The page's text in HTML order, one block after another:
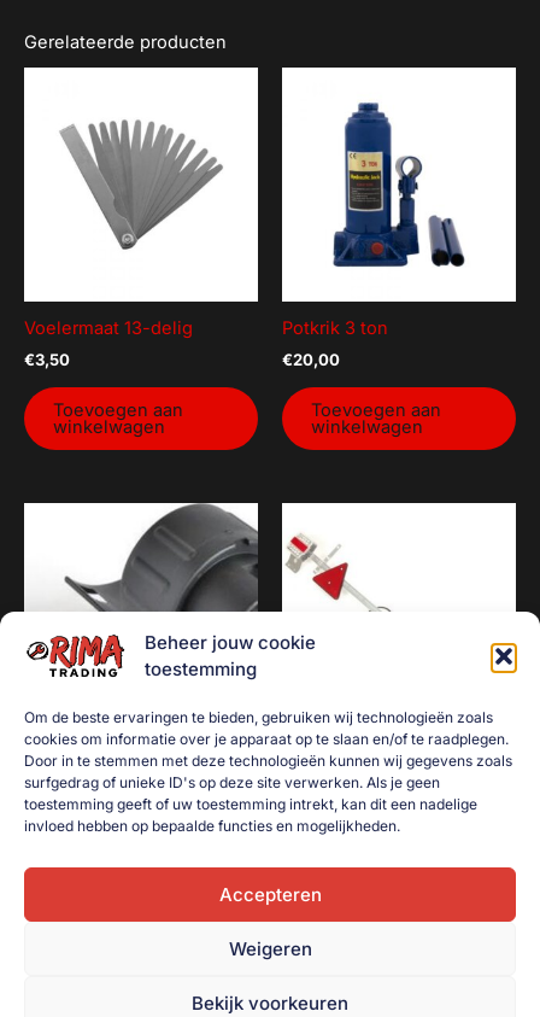
Beheer jouw cookie
toestemming
Om de beste ervaringen te bieden, gebruiken wij technologieën zoals
cookies om informatie over je apparaat op te slaan en/of te raadplegen.
Door in te stemmen met deze technologieën kunnen wij gegevens zoals
surfgedrag of unieke ID's op deze site verwerken. Als je geen
toestemming geeft of uw toestemming intrekt, kan dit een nadelige
invloed hebben op bepaalde functies en mogelijkheden.
Accepteren
Weigeren
Bekijk voorkeuren
Gerelateerde producten
Voelermaat 13-delig
€3,50
Toevoegen aan
winkelwagen
Potkrik 3 ton
€20,00
Toevoegen aan
winkelwagen
Verloopstekker 7=13 polig
5,00
Verlichtingsbalk LED
instelbaar | 7 meter | 7-
polig
Toevoegen aan